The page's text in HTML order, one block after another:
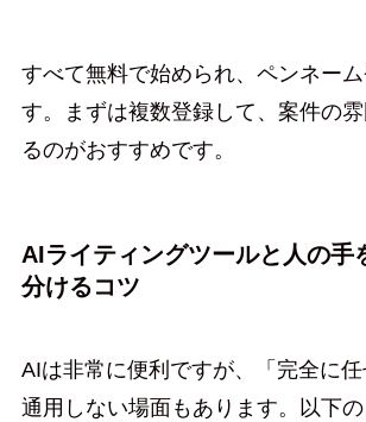
すべて無料で始められ、ペンネー
す。まずは複数登録して、案件の
るのがおすすめです。
AIライティングツールと人の手
分けるコツ
AIは非常に便利ですが、「完全に
通用しない場面もあります。以下